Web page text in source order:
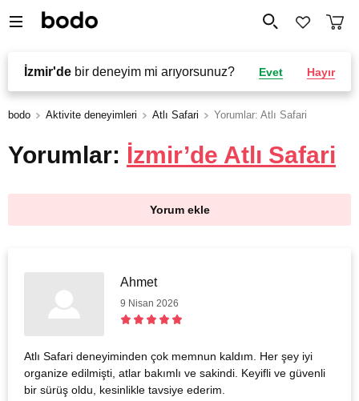
İzmir'de bir deneyim mi arıyorsunuz? Evet Hayır
bodo Aktivite deneyimleri Atlı Safari Yorumlar: Atlı Safari
Yorumlar: İzmir’de Atlı Safari
Yorum ekle
Ahmet
9 Nisan 2026
Atlı Safari deneyiminden çok memnun kaldım. Her şey iyi
organize edilmişti, atlar bakımlı ve sakindi. Keyifli ve güvenli
bir sürüş oldu, kesinlikle tavsiye ederim.